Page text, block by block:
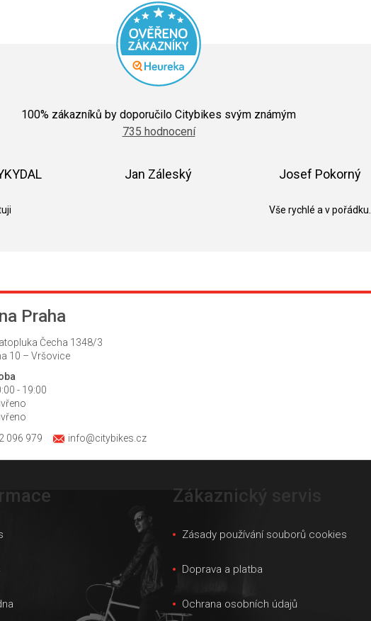
hodnocení
obchodu
je
5
hvězdiček.
100% zákazníků by doporučilo Citybikes svým známým
735 hodnocení
Jan Záleský Josef Pokorný
Vše rychlé a v pořádku.
Praha
Čecha 1348/3
10 – Vršovice
- 19:00
096 979
info@citybikes.cz
Zákaznický servis
Zásady používání souborů cookies
Doprava a platba
Ochrana osobních údajů